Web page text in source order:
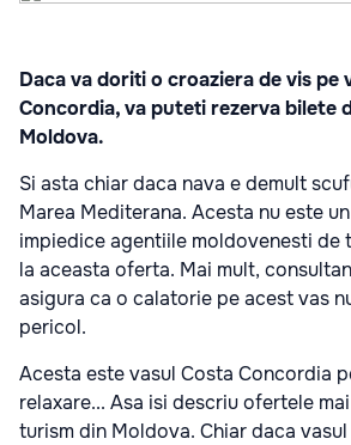
Daca va doriti o croaziera de vis pe
Concordia, va puteti rezerva bilete
Moldova.
Si asta chiar daca nava e demult
Marea Mediterana. Acesta nu este
impiedice agentiile moldovenesti de
la aceasta oferta. Mai mult,
asigura ca o calatorie pe acest vas
pericol.
Acesta este vasul Costa Concordia
relaxare... Asa isi descriu ofertele
turism din Moldova. Chiar daca